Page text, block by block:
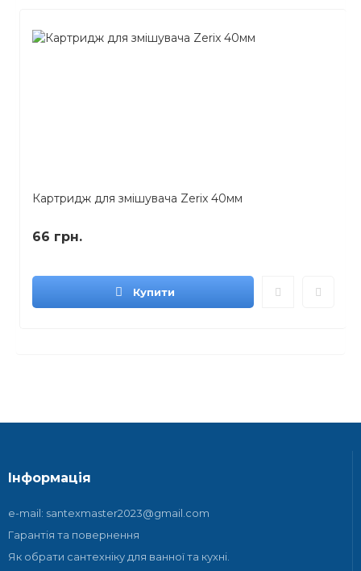
Картридж для змішувача Zerix 40мм
66 грн.
Купити
Інформація
e-mail: santexmaster2023@gmail.com
Гарантія та повернення
Як обрати сантехніку для ванної та кухні.